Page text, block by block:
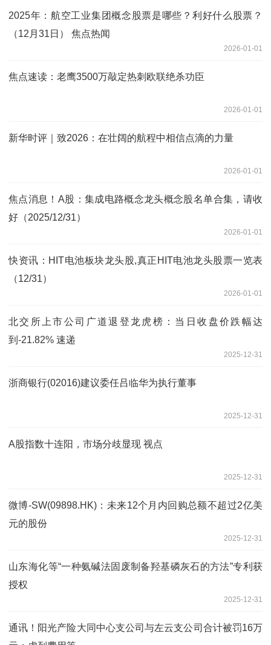
2025年：航空工业集团概念股票是哪些？利好什么股票？
（12月31日） 焦点热闻
2026-01-01
焦点速读：老鹰3500万敲定热刺欧联绝杀功臣
2026-01-01
新华时评｜致2026：在壮阔的航程中相信点滴的力量
2026-01-01
焦点消息！A股：集成电路概念龙头概念股名单合集，请收
好（2025/12/31）
2026-01-01
快资讯：HIT电池板块龙头股,真正HIT电池龙头股票一览表
（12/31）
2026-01-01
北交所上市公司广道退登龙虎榜：当日收盘价跌幅达
到-21.82% 速递
2025-12-31
浙商银行(02016)建议委任吕临华为执行董事
2025-12-31
A股指数十连阳，市场分歧显现 视点
2025-12-31
微博-SW(09898.HK)：未来12个月内回购总额不超过2亿美
元的股份
2025-12-31
山东海化等“一种氨碱法固废制备羟基磷灰石的方法”专利获
授权
2025-12-31
通讯！阳光产险大同中心支公司与左云支公司合计被罚16万